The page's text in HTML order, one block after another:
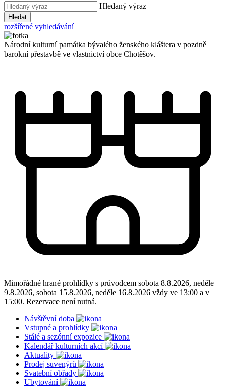
Hledaný výraz
Hledat
rozšířené vyhledávání
Národní kulturní památka bývalého ženského kláštera v pozdně
barokní přestavbě ve vlastnictví obce Chotěšov.
Mimořádné hrané prohlídky s průvodcem sobota 8.8.2026, neděle
9.8.2026, sobota 15.8.2026, neděle 16.8.2026 vždy ve 13:00 a v
15:00. Rezervace není nutná.
Návštěvní doba
Vstupné a prohlídky
Stálé a sezónní expozice
Kalendář kulturních akcí
Aktuality
Prodej suvenýrů
Svatební obřady
Ubytování